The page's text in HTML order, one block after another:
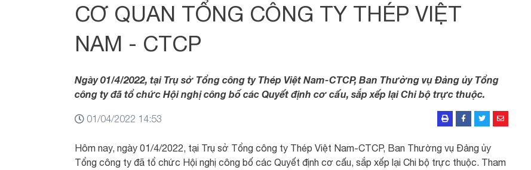
CƠ QUAN TỔNG CÔNG TY THÉP VIỆT
NAM - CTCP
Ngày 01/4/2022, tại Trụ sở Tổng công ty Thép Việt Nam-CTCP, Ban Thường vụ Đảng ủy Tổng
công ty đã tổ chức Hội nghị công bố các Quyết định cơ cấu, sắp xếp lại Chi bộ trực thuộc.
01/04/2022 14:53
Hôm nay, ngày 01/4/2022, tại Trụ sở Tổng công ty Thép Việt Nam-CTCP, Ban Thường vụ Đảng ủy
Tổng công ty đã tổ chức Hội nghị công bố các Quyết định cơ cấu, sắp xếp lại Chi bộ trực thuộc. Tham